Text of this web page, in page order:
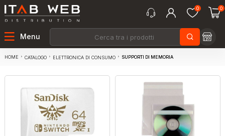
0 0
Menu
HOME CATALOGO ELETTRONICA DI CONSUMO SUPPORTI DI MEMORIA